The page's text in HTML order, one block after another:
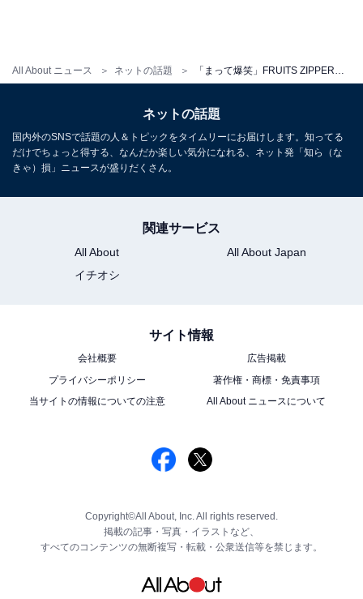
All About ニュース ネットの話題 「まって爆笑」FRUITS ZIPPER・櫻井優衣、スタッフ投稿にツッコミ「サイゼの間違い探しよりムズい」
ネットの話題
国内外のSNSで話題の人＆トピックをタイムリーにお届けします。知ってる
だけでちょっと得する、なんだか楽しい気分になれる、ネット発「知ら（な
きゃ）損」ニュースが盛りだくさん。
関連サービス
All About
All About Japan
イチオシ
サイト情報
会社概要
広告掲載
プライバシーポリシー
著作権・商標・免責事項
当サイトの情報についての注意
All About ニュースについて
Copyright©All About, Inc. All rights reserved.
掲載の記事・写真・イラストなど、
すべてのコンテンツの無断複写・転載・公衆送信等を禁じます。